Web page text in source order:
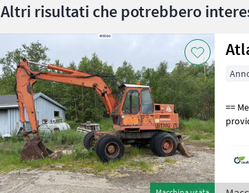
Altri risultati che potrebbero
== Mer